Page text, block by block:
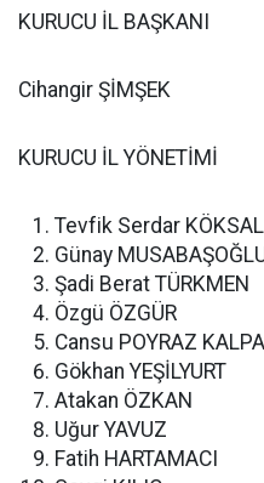
KURUCU İL BAŞKANI
Cihangir ŞİMŞEK
KURUCU İL YÖNETİMİ
Tevfik Serdar KÖKSAL
Günay
Şadi Berat TÜRKMEN
Özgü ÖZGÜR
Cansu POYRAZ
Gökhan YEŞİLYURT
Atakan ÖZKAN
Uğur YAVUZ
Fatih HARTAMACI